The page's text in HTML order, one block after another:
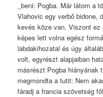
_beni: Pogba. Már látom a
Vlahovic egy verbő bidone,
kevés köze van. Viszont ez
képes lett volna egész
labdakihozatal és úgy
volt, egyrészt alapjaiban
másrészt Pogba hiányának
megmondta a tutit: Nem
fáradj a francia szövetség